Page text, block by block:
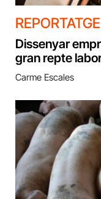
REPORTATGE
Dissenyar
gran repte
Carme Escales